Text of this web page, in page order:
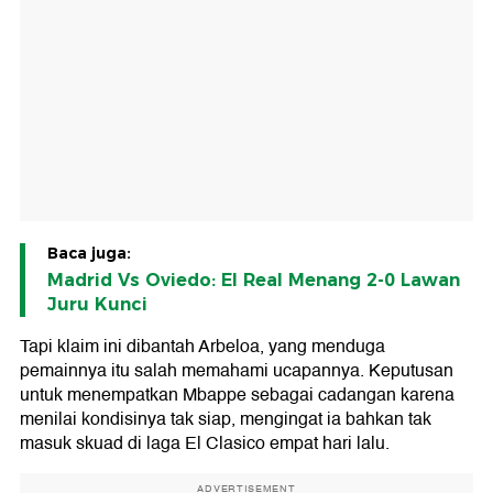
Baca juga:
Madrid Vs Oviedo: El Real Menang 2-0 Lawan
Juru Kunci
Tapi klaim ini dibantah Arbeloa, yang menduga
pemainnya itu salah memahami ucapannya. Keputusan
untuk menempatkan Mbappe sebagai cadangan karena
menilai kondisinya tak siap, mengingat ia bahkan tak
masuk skuad di laga El Clasico empat hari lalu.
ADVERTISEMENT